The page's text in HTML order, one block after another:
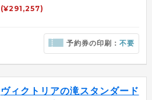
(¥291,257)
予約券の印刷：不要
ヴィクトリアの滝スタンダード